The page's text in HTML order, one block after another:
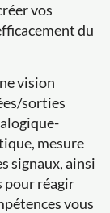
vos
du
vision
sorties
mesure
signaux, ainsi
pour réagir
vous